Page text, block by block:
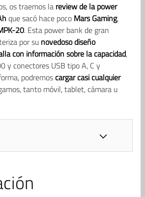
os traemos la review de la power
que sacó hace poco Mars Gaming,
20. Esta power bank de gran
por su novedoso diseño
con información sobre la capacidad,
y conectores USB tipo A, C y
podremoscargar casi cualquier
tanto móvil, tablet, cámara u